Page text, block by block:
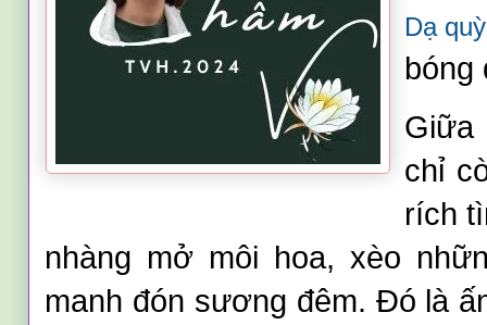
Dạ
bóng
Giữa
chỉ
rích
nhàng mở môi hoa, xèo
manh đón sương đêm. Đó là